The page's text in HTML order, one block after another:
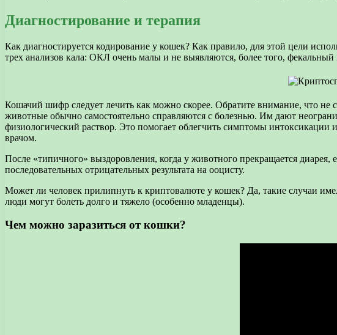
Диагностирование и терапия
Как диагностируется кодирование у кошек? Как правило, для этой цели
трех анализов кала: ОКЛ очень малы и не выявляются, более того,
Кошачий шифр следует лечить как можно скорее. Обратите внимание, что не
животные обычно самостоятельно справляются с болезнью. Им дают
физиологический раствор. Это помогает облегчить симптомы
врачом.
После «типичного» выздоровления, когда у животного прекращается
последовательных отрицательных результата на ооцисту.
Может ли человек прилипнуть к криптовалюте у кошек? Да, такие случаи
люди могут болеть долго и тяжело (особенно младенцы).
Чем можно заразиться от кошки?